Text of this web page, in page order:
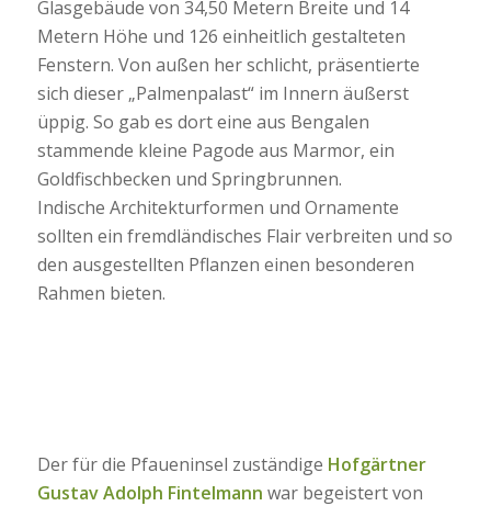
Glasgebäude von 34,50 Metern Breite und 14
Metern Höhe und 126 einheitlich gestalteten
Fenstern. Von außen her schlicht, präsentierte
sich dieser „Palmenpalast“ im Innern äußerst
üppig. So gab es dort eine aus Bengalen
stammende kleine Pagode aus Marmor, ein
Goldfischbecken und Springbrunnen.
Indische Architekturformen und Ornamente
sollten ein fremdländisches Flair verbreiten und so
den ausgestellten Pflanzen einen besonderen
Rahmen bieten.
Der für die Pfaueninsel zuständige Hofgärtner
Gustav Adolph Fintelmann war begeistert von